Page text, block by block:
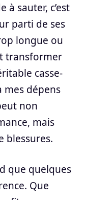
à sauter, c’est
parti de ses
longue ou
transformer
casse-
mes dépens
non
mais
blessures.
que quelques
Que